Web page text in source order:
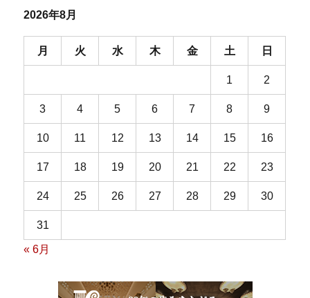
2026年8月
月 火 水 木 金 土 日
1 2
3 4 5 6 7 8 9
10 11 12 13 14 15 16
17 18 19 20 21 22 23
24 25 26 27 28 29 30
31
« 6月